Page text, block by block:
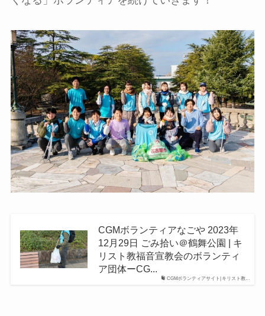
CGMボランティアサイト|キリスト教...
CGMボランティアなごや 2023年
12月29日 ごみ拾い＠鶴舞公園 | キ
リスト教福音宣教会のボランティ
ア団体ーCG...